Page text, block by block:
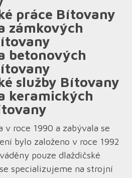
práce Bítovany
zámkových
betonových
služby Bítovany
keramických
roce 1990 a zabývala se
bylo založeno v roce 1992
pouze dlaždičské
specializujeme na strojní